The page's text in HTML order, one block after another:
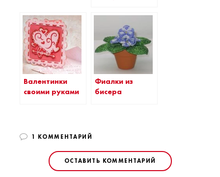
Валентинки
своими руками
Фиалки из
бисера
1 КОММЕНТАРИЙ
ОСТАВИТЬ КОММЕНТАРИЙ